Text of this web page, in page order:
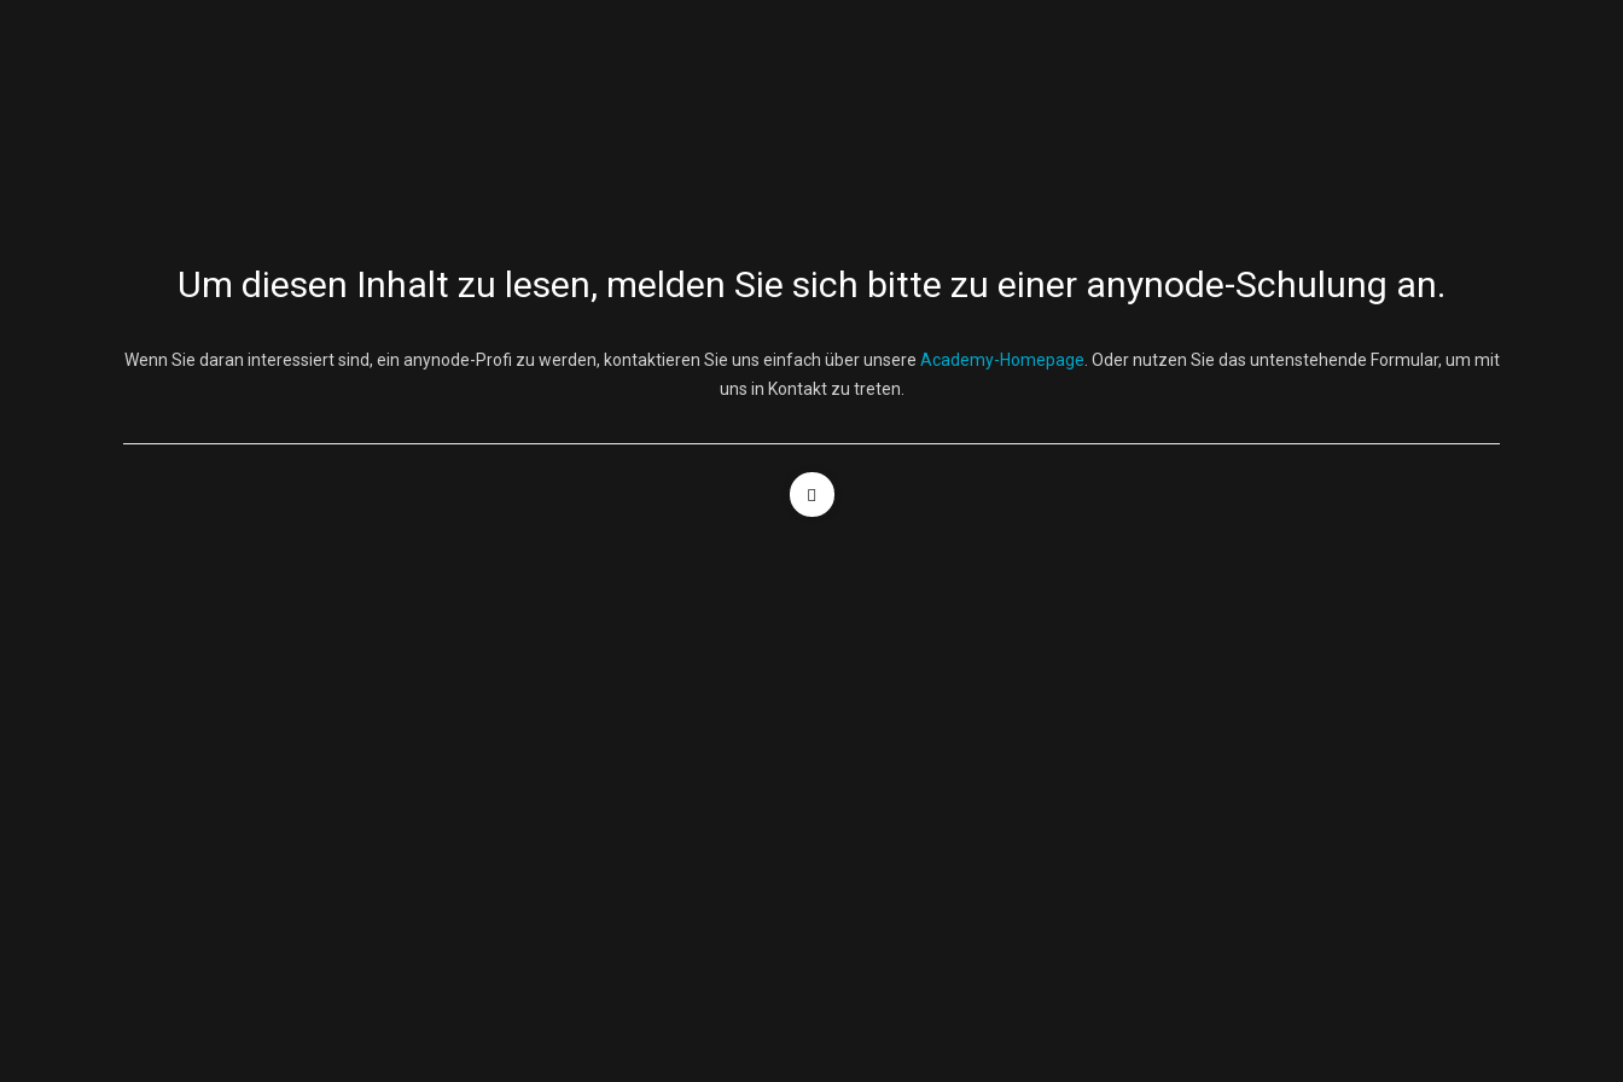
Um diesen Inhalt zu lesen, melden Sie sich bitte zu einer anynode-Schulung an.
Wenn Sie daran interessiert sind, ein anynode-Profi zu werden, kontaktieren Sie uns einfach über unsere Academy-Homepage . Oder nutzen Sie das untenstehende Formular, um mit
uns in Kontakt zu treten.